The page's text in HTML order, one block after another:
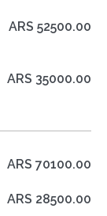
ARS 52500.00
ARS 35000.00
ARS 70100.00
ARS 28500.00